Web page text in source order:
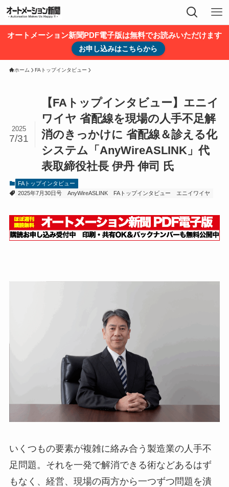
オートメーション新聞PDF電子版は無料でお読みいただけます
お申し込みはこちらから
ホーム FAトップインタビュー
【FAトップインタビュー】エニイ
ワイヤ 省配線を現場の人手不足解
消のきっかけに 省配線＆診える化
システム「AnyWireASLINK」代
表取締役社長 伊丹 伸司 氏
2025
7/31
FAトップインタビュー
2025年7月30日号
AnyWireASLINK FAトップインタビュー エニイワイヤ
いくつもの要素が複雑に絡み合う製造業の人手不
足問題。それを一発で解消できる術などあるはず
もなく、経営、現場の両方から一つずつ問題を潰